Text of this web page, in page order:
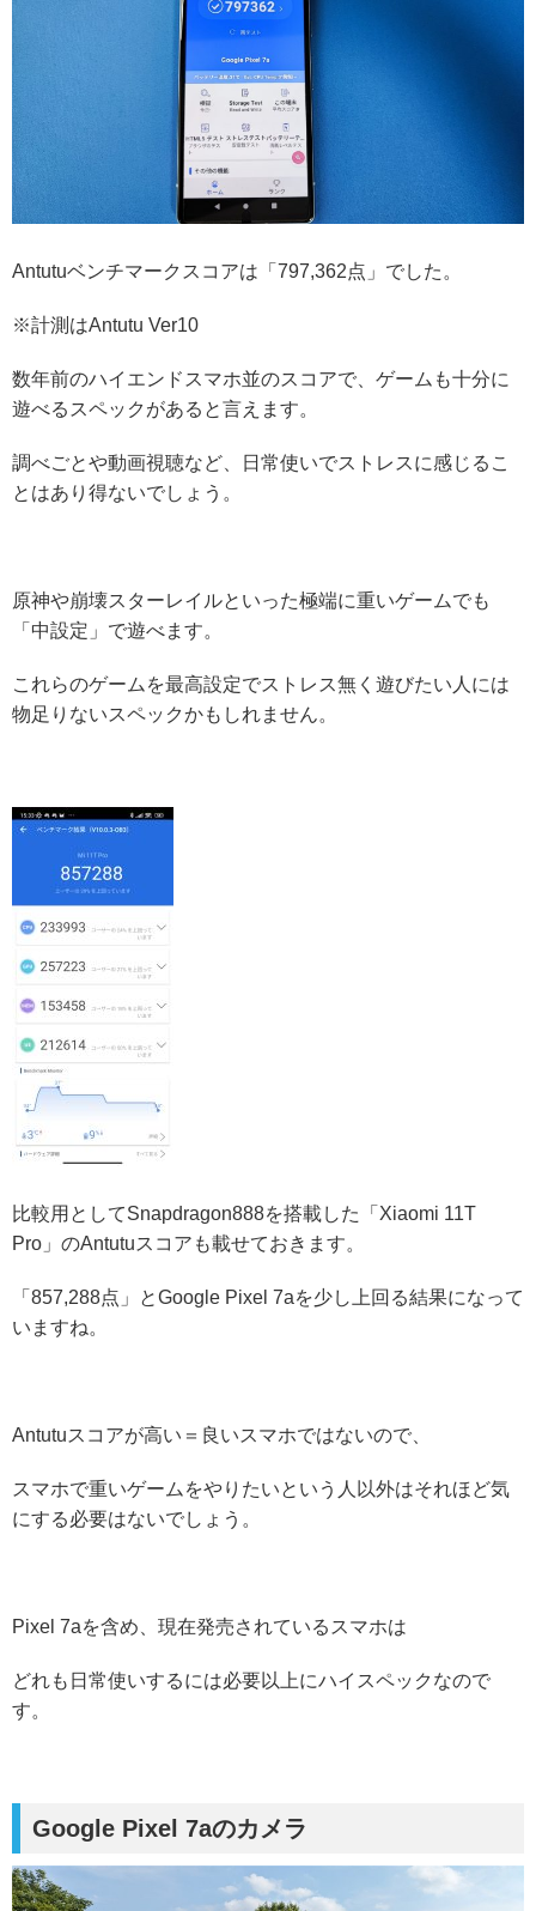
Antutuベンチマークスコアは「797,362点」でした。
※計測はAntutu Ver10
数年前のハイエンドスマホ並のスコアで、ゲームも十分に
遊べるスペックがあると言えます。
調べごとや動画視聴など、日常使いでストレスに感じるこ
とはあり得ないでしょう。
原神や崩壊スターレイルといった極端に重いゲームでも
「中設定」で遊べます。
これらのゲームを最高設定でストレス無く遊びたい人には
物足りないスペックかもしれません。
比較用としてSnapdragon888を搭載した「Xiaomi 11T
Pro」のAntutuスコアも載せておきます。
「857,288点」とGoogle Pixel 7aを少し上回る結果になって
いますね。
Antutuスコアが高い＝良いスマホではないので、
スマホで重いゲームをやりたいという人以外はそれほど気
にする必要はないでしょう。
Pixel 7aを含め、現在発売されているスマホは
どれも日常使いするには必要以上にハイスペックなので
す。
Google Pixel 7aのカメラ